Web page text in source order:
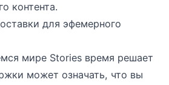
контента.
для эфемерного
мире Stories время решает
может означать, что вы